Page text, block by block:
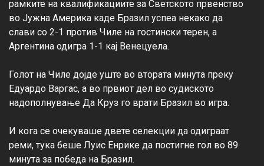
рамките на квалификациите за Светското првенство
во Јужна Америка каде Бразил успеа некако да
слави со 2-1 против Чиле на гостински терен, а
Аргентина одигра 1-1 кај Венецуела.
Голот на Чиле дојде уште во втората минута преку
Едуардо Варгас, а во првиот дел во судиското
надополнување Да Круз го врати Бразил во игра.
И кога се очекуваше двете селекции да одиграат
реми, тука беше Луис Енрике да постигне гол во 89.
минута за победа на Бразил.